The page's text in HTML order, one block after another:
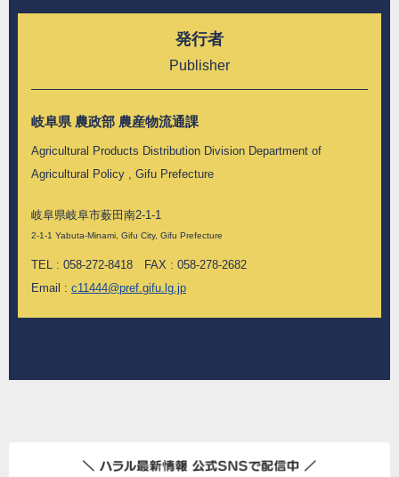
発行者
Publisher
岐阜県 農政部 農産物流通課
Agricultural Products Distribution Division Department of
Agricultural Policy , Gifu Prefecture
岐阜県岐阜市薮田南2-1-1
2-1-1 Yabuta-Minami, Gifu City, Gifu Prefecture
TEL : 058-272-8418 FAX : 058-278-2682
Email : c11444@pref.gifu.lg.jp